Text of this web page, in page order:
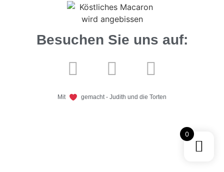
Besuchen Sie uns auf:
Mit gemacht - Judith und die Torten
0